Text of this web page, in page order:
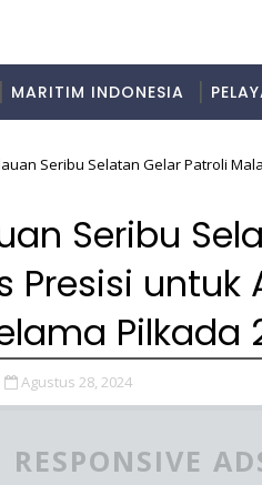
MARITIM INDONESIA
Seribu Selatan Gelar Patroli
Seribu
Presisi
Pilkada
Agustus 28, 2024
RESPONSIVE